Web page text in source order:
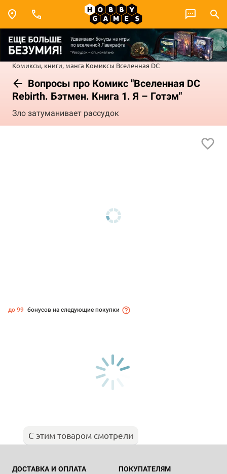
Комиксы, книги, манга Комиксы Вселенная DC
Вопросы про Комикс "Вселенная DC
Rebirth. Бэтмен. Книга 1. Я – Готэм"
Зло затуманивает рассудок
до 99 бонусов на следующие покупки
С этим товаром смотрели
ДОСТАВКА И ОПЛАТА ПОКУПАТЕЛЯМ